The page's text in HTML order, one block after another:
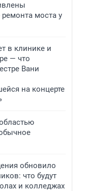
моста у
в клинике и
— что
Вани
на концерте
обновило
что будут
и колледжах